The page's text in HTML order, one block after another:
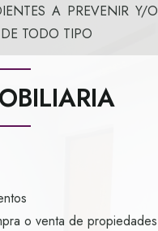
A PREVENIR Y/O
TODO TIPO
o venta de propiedades